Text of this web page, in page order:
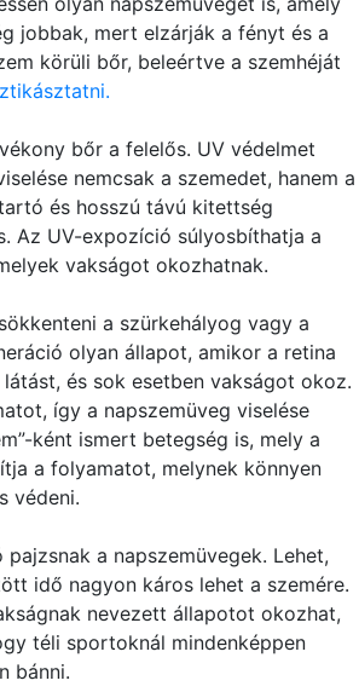
jobbak, mert elzárják a fényt és a
körüli bőr, beleértve a szemhéját
bőr a felelős. UV védelmet
nemcsak a szemedet, hanem a
és hosszú távú kitettség
Az UV-expozíció súlyosbíthatja a
vakságot okozhatnak.
a szürkehályog vagy a
olyan állapot, amikor a retina
és sok esetben vakságot okoz.
így a napszemüveg viselése
ként ismert betegség is, mely a
a folyamatot, melynek könnyen
védeni.
a napszemüvegek. Lehet,
idő nagyon káros lehet a szemére.
nevezett állapotot okozhat,
téli sportoknál mindenképpen
bánni.